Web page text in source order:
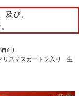
び、
造)
スマスカートン入り 生